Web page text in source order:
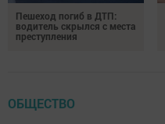
Пешеход погиб в ДТП:
водитель скрылся с места
преступления
ОБЩЕСТВО